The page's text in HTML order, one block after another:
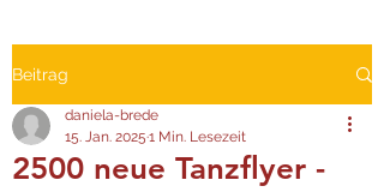
Beitrag
2500 neue Tanzflyer -
daniela-brede
15. Jan. 2025 1 Min. Lesezeit